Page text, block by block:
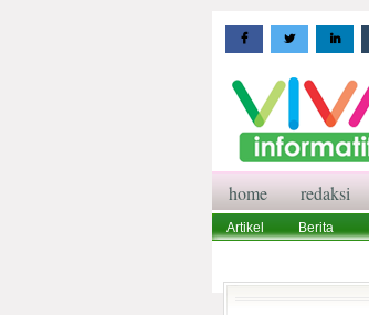
home redaksi
Artikel Berita